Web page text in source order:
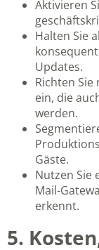
Aktivieren
Halten Sie
Updates.
Richten
ein, die
werden.
Gäste.
Nutzen Sie
Mail-
erkennt.
5.